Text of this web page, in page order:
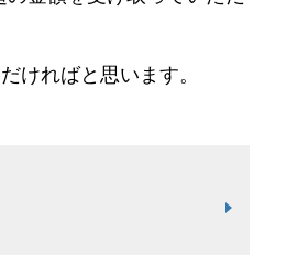
ければと思います。